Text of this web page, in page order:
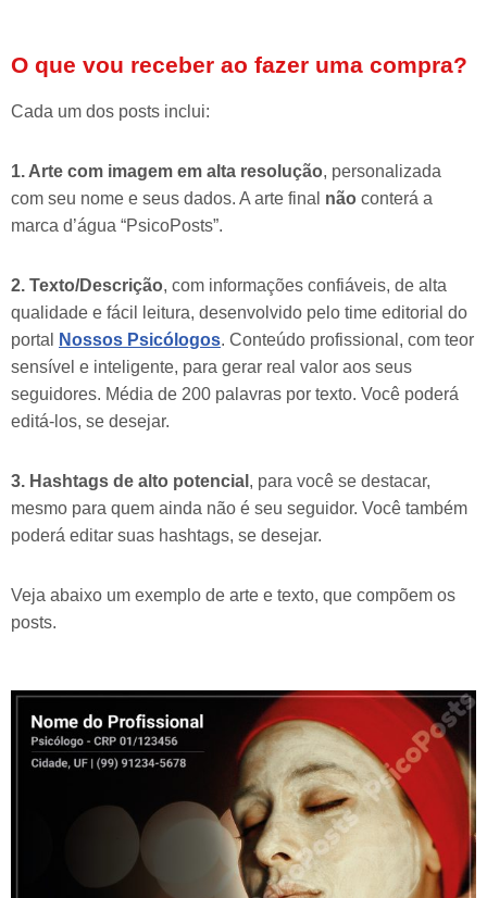
O que vou receber ao fazer uma compra?
Cada um dos posts inclui:
1. Arte com imagem em alta resolução, personalizada
com seu nome e seus dados. A arte final não conterá a
marca d’água “PsicoPosts”.
2. Texto/Descrição, com informações confiáveis, de alta
qualidade e fácil leitura, desenvolvido pelo time editorial do
portal
Nossos Psicólogos. Conteúdo profissional, com teor
sensível e inteligente, para gerar real valor aos seus
seguidores. Média de 200 palavras por texto. Você poderá
editá-los, se desejar.
3. Hashtags de alto potencial , para você se destacar,
mesmo para quem ainda não é seu seguidor. Você também
poderá editar suas hashtags, se desejar.
Veja abaixo um exemplo de arte e texto, que compõem os
posts.